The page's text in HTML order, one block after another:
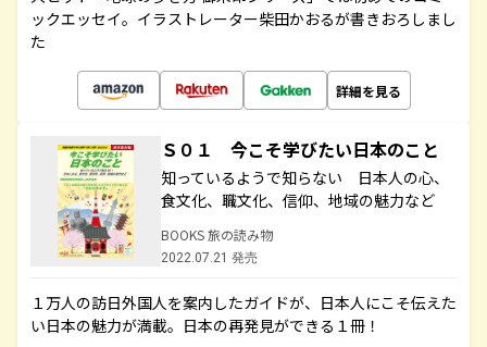
ックエッセイ。イラストレーター柴田かおるが書きおろしまし
た
詳細を見る
Ｓ０１ 今こそ学びたい日本のこと
知っているようで知らない 日本人の心、
食文化、職文化、信仰、地域の魅力など
BOOKS 旅の読み物
2022.07.21 発売
１万人の訪日外国人を案内したガイドが、日本人にこそ伝えた
い日本の魅力が満載。日本の再発見ができる１冊！